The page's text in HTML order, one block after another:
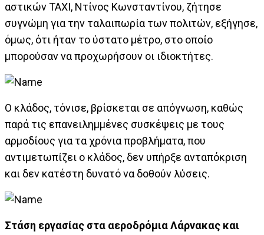
αστικών ΤΑΧΙ, Ντίνος Κωνσταντίνου, ζήτησε
συγνώμη για την ταλαιπωρία των πολιτών, εξήγησε,
όμως, ότι ήταν το ύστατο μέτρο, στο οποίο
μπορούσαν να προχωρήσουν οι ιδιοκτήτες.
Ο κλάδος, τόνισε, βρίσκεται σε απόγνωση, καθώς
παρά τις επανειλημμένες συσκέψεις με τους
αρμοδίους για τα χρόνια προβλήματα, που
αντιμετωπίζει ο κλάδος, δεν υπήρξε ανταπόκριση
και δεν κατέστη δυνατό να δοθούν λύσεις.
Στάση εργασίας στα αεροδρόμια Λάρνακας και